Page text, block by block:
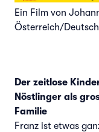
Ein Film von
Österreich/
Der zeitlose
Nöstlinger als
Familie
Franz ist etwas